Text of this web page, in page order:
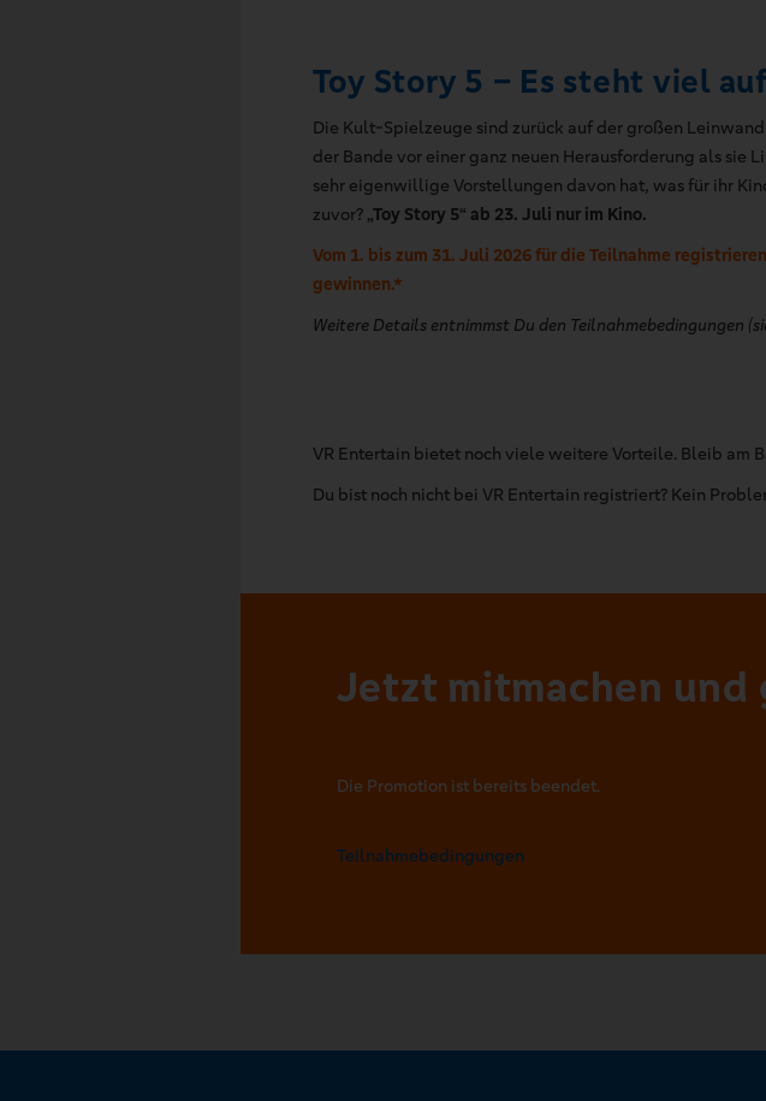
Toy Story 5 – Es steht viel
Die Kult-Spielzeuge sind zurück auf der großen
der Bande vor einer ganz neuen Herausforderung als
sehr eigenwillige Vorstellungen davon hat, was für ihr
zuvor? „Toy Story 5“ ab 23. Juli nur im Kino.
Vom 1. bis zum 31. Juli 2026 für die Teilnahme
gewinnen.*
Weitere Details entnimmst Du den Teilnahmebedingungen
VR Entertain bietet noch viele weitere Vorteile.
Du bist noch nicht bei VR Entertain registriert? Kein
Jetzt mitmachen und
Die Promotion ist bereits beendet.
Teilnahmebedingungen